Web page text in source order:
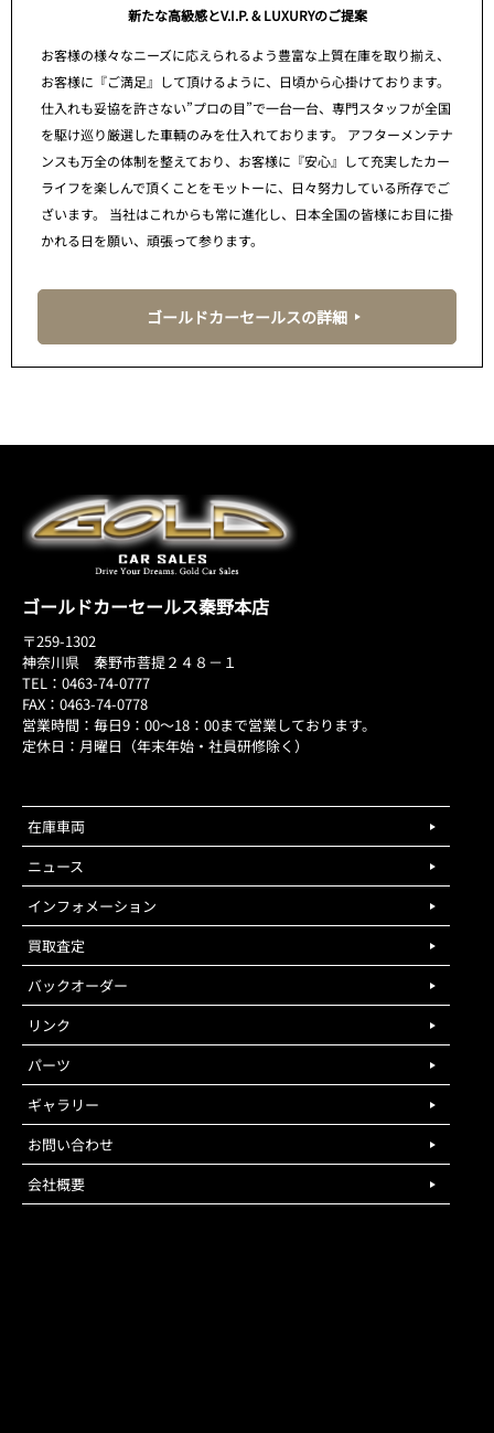
新たな高級感とV.I.P. & LUXURYのご提案
お客様の様々なニーズに応えられるよう豊富な上質在庫を取り揃え、
お客様に『ご満足』して頂けるように、日頃から心掛けております。
仕入れも妥協を許さない”プロの目”で一台一台、専門スタッフが全国
を駆け巡り厳選した車輌のみを仕入れております。 アフターメンテナ
ンスも万全の体制を整えており、お客様に『安心』して充実したカー
ライフを楽しんで頂くことをモットーに、日々努力している所存でご
ざいます。 当社はこれからも常に進化し、日本全国の皆様にお目に掛
かれる日を願い、頑張って参ります。
ゴールドカーセールスの詳細
ゴールドカーセールス秦野本店
〒259-1302
神奈川県 秦野市菩提２４８－１
TEL：0463-74-0777
FAX：0463-74-0778
営業時間：毎日9：00～18：00まで営業しております。
定休日：月曜日（年末年始・社員研修除く）
在庫車両
ニュース
インフォメーション
買取査定
バックオーダー
リンク
パーツ
ギャラリー
お問い合わせ
会社概要